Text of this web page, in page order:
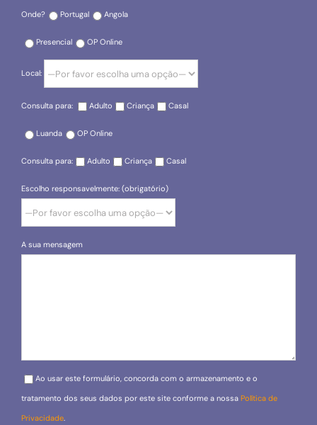
Onde? Portugal Angola
Presencial OP Online
Local:
Consulta para: Adulto Criança Casal
Luanda OP Online
Consulta para: Adulto Criança Casal
Escolho responsavelmente: (obrigatório)
A sua mensagem
Please leave this field empty.
Ao usar este formulário, concorda com o armazenamento e o
tratamento dos seus dados por este site conforme a nossa Política de
Privacidade.